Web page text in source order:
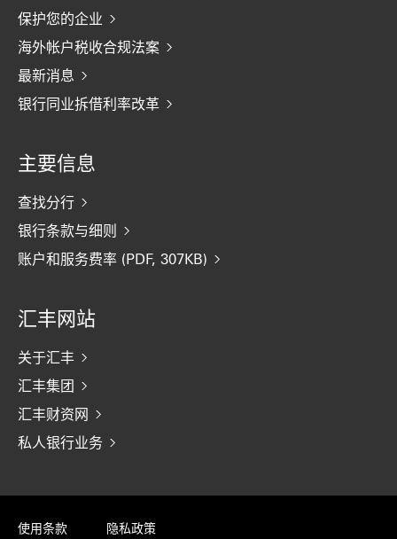
保护您的企业
海外帐户税收合规法案
最新消息
银行同业拆借利率改革
主要信息
查找分行
银行条款与细则
账户和服务费率 (PDF, 307KB)
汇丰网站
关于汇丰
汇丰集团
汇丰财资网
私人银行业务
使用条款 隐私政策